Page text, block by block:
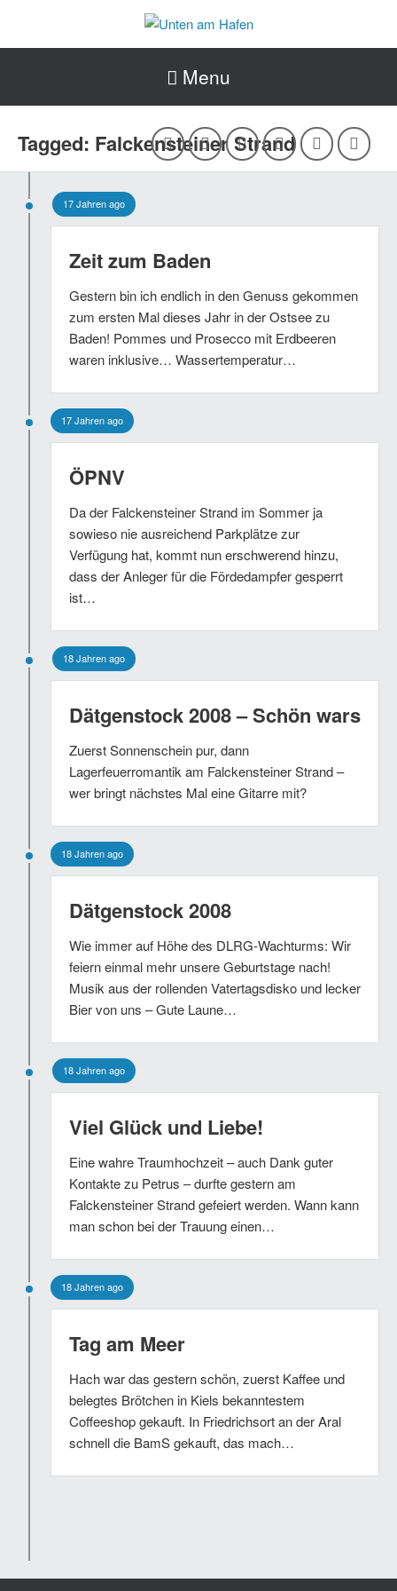
Menu
Tagged: Falckensteiner Strand
17 Jahren ago
Zeit zum Baden
Gestern bin ich endlich in den Genuss gekommen
zum ersten Mal dieses Jahr in der Ostsee zu
Baden! Pommes und Prosecco mit Erdbeeren
waren inklusive… Wassertemperatur…
17 Jahren ago
ÖPNV
Da der Falckensteiner Strand im Sommer ja
sowieso nie ausreichend Parkplätze zur
Verfügung hat, kommt nun erschwerend hinzu,
dass der Anleger für die Fördedampfer gesperrt
ist…
18 Jahren ago
Dätgenstock 2008 – Schön wars
Zuerst Sonnenschein pur, dann
Lagerfeuerromantik am Falckensteiner Strand –
wer bringt nächstes Mal eine Gitarre mit?
18 Jahren ago
Dätgenstock 2008
Wie immer auf Höhe des DLRG-Wachturms: Wir
feiern einmal mehr unsere Geburtstage nach!
Musik aus der rollenden Vatertagsdisko und lecker
Bier von uns – Gute Laune…
18 Jahren ago
Viel Glück und Liebe!
Eine wahre Traumhochzeit – auch Dank guter
Kontakte zu Petrus – durfte gestern am
Falckensteiner Strand gefeiert werden. Wann kann
man schon bei der Trauung einen…
18 Jahren ago
Tag am Meer
Hach war das gestern schön, zuerst Kaffee und
belegtes Brötchen in Kiels bekanntestem
Coffeeshop gekauft. In Friedrichsort an der Aral
schnell die BamS gekauft, das mach…